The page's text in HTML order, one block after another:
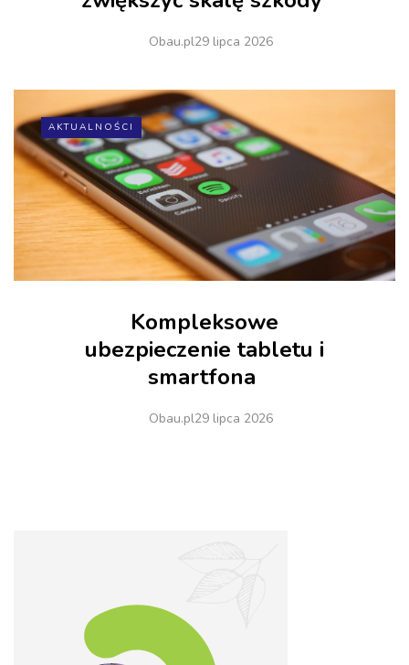
Obau.pl29 lipca 2026
AKTUALNOŚCI
Kompleksowe
ubezpieczenie tabletu i
smartfona
Obau.pl29 lipca 2026